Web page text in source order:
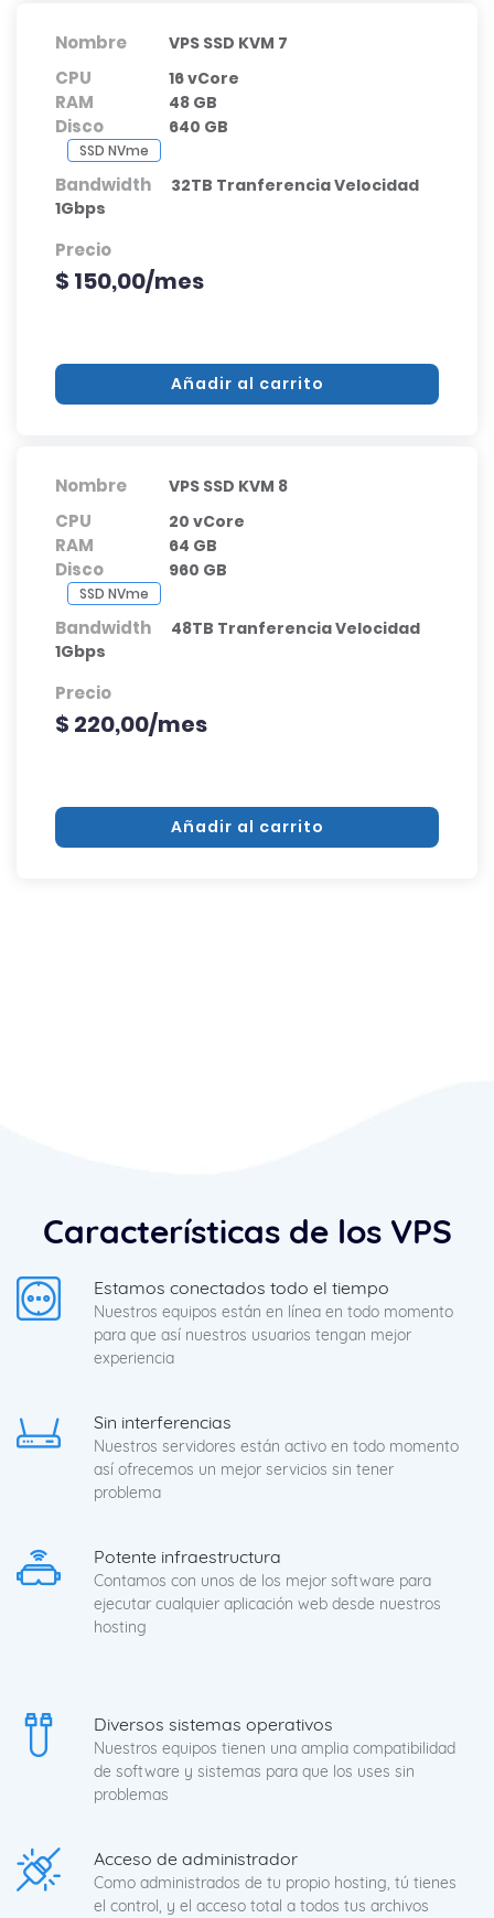
Nombre VPS SSD KVM 7
CPU 16 vCore
RAM 48 GB
Disco 640 GB
SSD NVme
Bandwidth
32TB Tranferencia Velocidad
1Gbps
Precio
$ 150,00/mes
Añadir al carrito
Nombre VPS SSD KVM 8
CPU 20 vCore
RAM 64 GB
Disco 960 GB
SSD NVme
Bandwidth
48TB Tranferencia Velocidad
1Gbps
Precio
$ 220,00/mes
Añadir al carrito
Características de los VPS
Estamos conectados todo el tiempo
Nuestros equipos están en línea en todo momento
para que así nuestros usuarios tengan mejor
experiencia
Sin interferencias
Nuestros servidores están activo en todo momento
así ofrecemos un mejor servicios sin tener
problema
Potente infraestructura
Contamos con unos de los mejor software para
ejecutar cualquier aplicación web desde nuestros
hosting
Diversos sistemas operativos
Nuestros equipos tienen una amplia compatibilidad
de software y sistemas para que los uses sin
problemas
Acceso de administrador
Como administrados de tu propio hosting, tú tienes
el control, y el acceso total a todos tus archivos